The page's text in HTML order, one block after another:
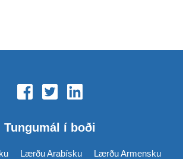
Tungumál í boði
Lærðu Arabísku
Lærðu Armensku